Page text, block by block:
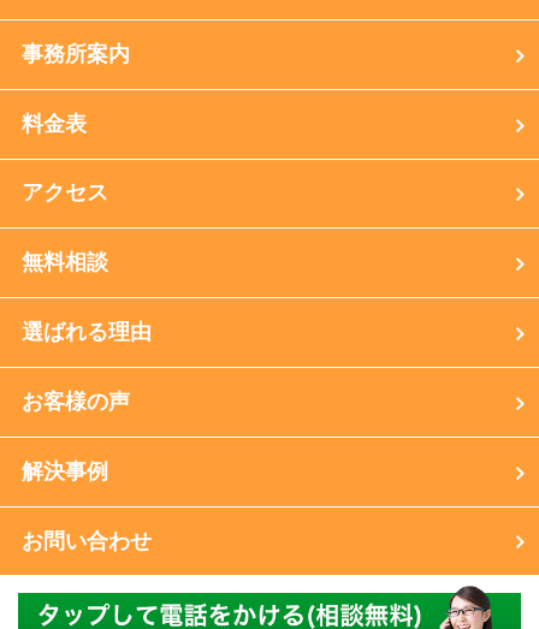
事務所案内
料金表
アクセス
無料相談
選ばれる理由
お客様の声
解決事例
お問い合わせ